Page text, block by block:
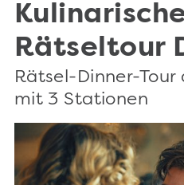
Rätseltour
Rätsel-Dinner-
mit 3 Stationen